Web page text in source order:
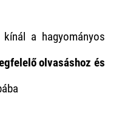
kínál a hagyományos
olvasáshoz és